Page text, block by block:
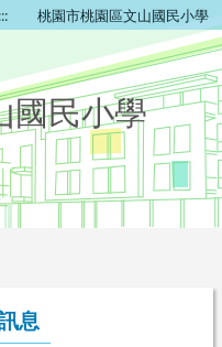
::: 桃園市桃園區文山國民小學
國民小學
息